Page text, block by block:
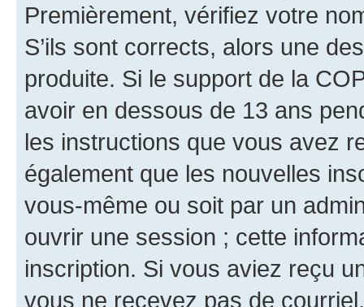
Premièrement, vérifiez votre
S’ils sont corrects, alors une
produite. Si le support de la
avoir en dessous de 13 ans
les instructions que vous avez
également que les nouvelles
vous-même ou soit par un
ouvrir une session ; cette
inscription. Si vous aviez reçu
vous ne recevez pas de